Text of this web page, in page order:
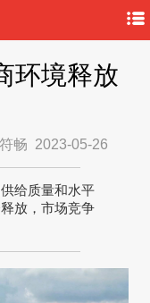
环境释放
畅 2023-05-26
给质量和水平
放，市场竞争